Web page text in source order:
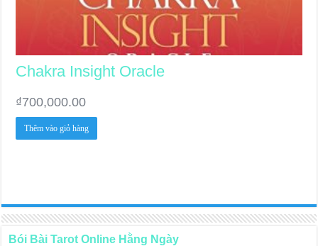
Chakra Insight Oracle
₫700,000.00
Thêm vào giỏ hàng
Bói Bài Tarot Online Hằng Ngày